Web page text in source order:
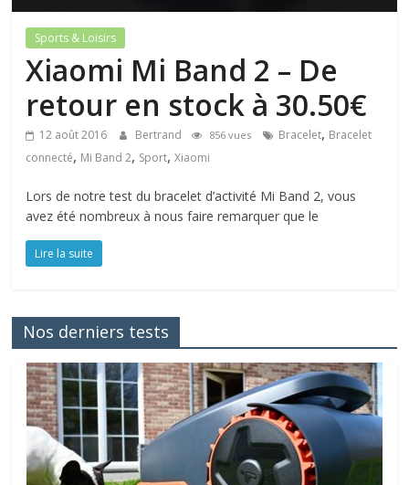
Sports & Loisirs
Xiaomi Mi Band 2 – De
retour en stock à 30.50€
12 août 2016 Bertrand 856 vues Bracelet, Bracelet
connecté, Mi Band 2, Sport,Xiaomi
Lors de notre test du bracelet d’activité Mi Band 2, vous
avez été nombreux à nous faire remarquer que le
Lire la suite
Nos derniers tests